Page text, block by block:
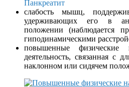
Панкреатит
слабость мышц,
удерживающих его в
положении (наблюдается
гиподинамическими
повышенные физические
деятельность, связанная с
наклонном или сидячем